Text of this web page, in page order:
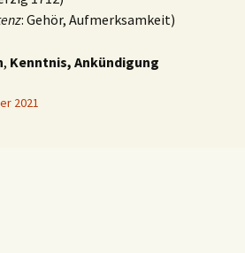
: Gehör, Aufmerksamkeit)
, Kenntnis, Ankündigung
2021